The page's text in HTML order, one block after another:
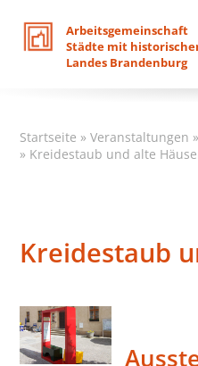
Arbeitsgemeinschaft
Städte mit
Landes Brandenburg
Startseite »Veranstaltungen »
» Kreidestaub und alte
Kreidestaub